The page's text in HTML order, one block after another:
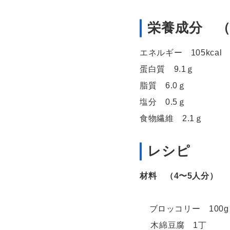
栄養成分
エネルギー 105kcal
蛋白質 9.1ｇ
脂質 6.0ｇ
塩分 0.5ｇ
食物繊維 2.1ｇ
レシピ
材料 （4〜5人分）
ブロッコリー 100g
木綿豆腐 1丁